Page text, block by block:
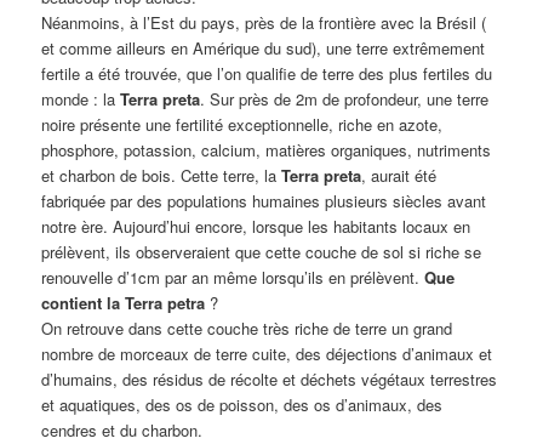
Néanmoins, à l’Est du pays, près de la frontière avec la Brésil (
et comme ailleurs en Amérique du sud), une terre extrêmement
fertile a été trouvée, que l’on qualifie de terre des plus fertiles du
monde : laTerra preta. Sur près de 2m de profondeur, une terre
noire présente une fertilité exceptionnelle, riche en azote,
phosphore, potassion, calcium, matières organiques, nutriments
et charbon de bois. Cette terre, laTerra preta, aurait été
fabriquée par des populations humaines plusieurs siècles avant
notre ère. Aujourd’hui encore, lorsque les habitants locaux en
prélèvent, ils observeraient que cette couche de sol si riche se
renouvelle d’1cm par an même lorsqu’ils en prélèvent.Que
contient la Terra petra ?
On retrouve dans cette couche très riche de terre un grand
nombre de morceaux de terre cuite, des déjections d’animaux et
d’humains, des résidus de récolte et déchets végétaux terrestres
et aquatiques, des os de poisson, des os d’animaux, des
cendres et du charbon.